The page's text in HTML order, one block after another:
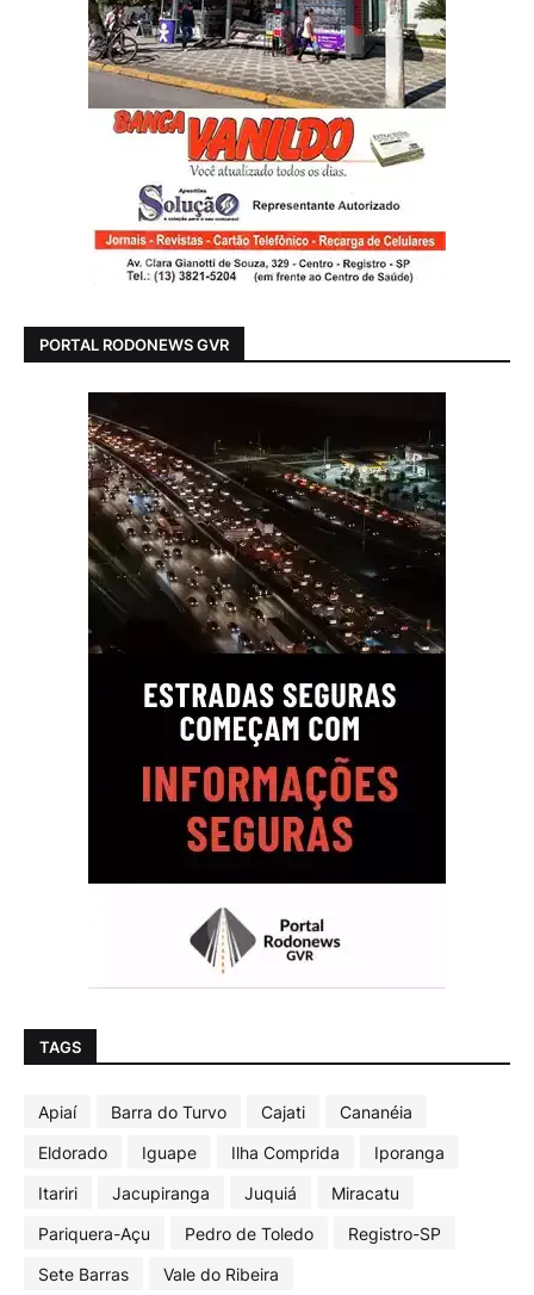
PORTAL RODONEWS GVR
TAGS
Apiaí Barra do Turvo Cajati
Cananéia
Eldorado
Iguape Ilha Comprida
Iporanga
Itariri
Jacupiranga Juquiá
Miracatu
Pariquera-Açu
Pedro de Toledo
Registro-SP
Sete Barras
Vale do Ribeira